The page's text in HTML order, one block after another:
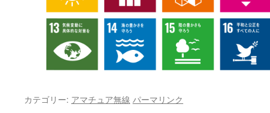
カテゴリー: アマチュア無線 パーマリンク